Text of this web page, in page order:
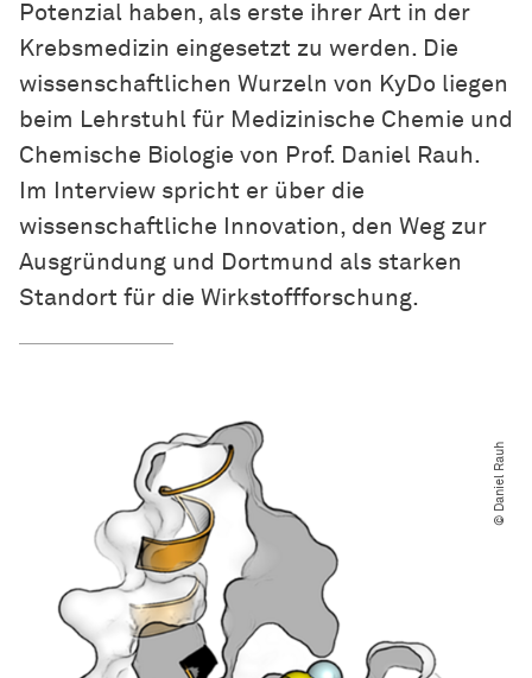
Potenzial haben, als erste ihrer Art in der
Krebsmedizin eingesetzt zu werden. Die
wissen­schaft­lichen Wurzeln von KyDo liegen
beim Lehrstuhl für Medizinische Chemie und
Chemische Biologie von Prof. Daniel Rauh.
Im Interview spricht er über die
wissenschaftliche Innovation, den Weg zur
Ausgründung und Dortmund als starken
Standort für die Wirkstoffforschung.
© Daniel Rauh